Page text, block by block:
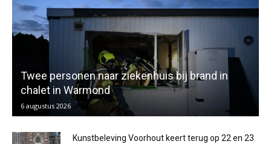
Twee personen naar ziekenhuis bij brand in
chalet in Warmond
6 augustus 2026
Kunstbeleving Voorhout keert terug op 22 en 23